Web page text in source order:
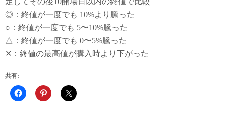
◎：終値が一度でも 10%より騰った
○：終値が一度でも 5〜10%騰った
△：終値が一度でも 0〜5%騰った
✕：終値の最高値が購入時より下がった
共有: